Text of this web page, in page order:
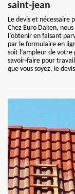
saint-jean
Le devis et
Chez Euro Daken,
l’obtenir en faisant
par le formulaire en
soit l’ampleur de
savoir-faire pour
que vous soyez, le